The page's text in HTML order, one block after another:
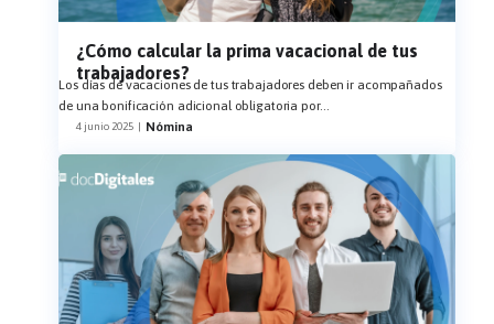
¿Cómo calcular la prima vacacional de tus
trabajadores?
Los días de vacaciones de tus trabajadores deben ir acompañados
de una bonificación adicional obligatoria por...
4 junio 2025 Nómina